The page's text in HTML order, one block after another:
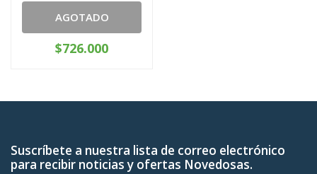
AGOTADO
$726.000
Suscríbete a nuestra lista de correo electrónico
para recibir noticias y ofertas Novedosas.